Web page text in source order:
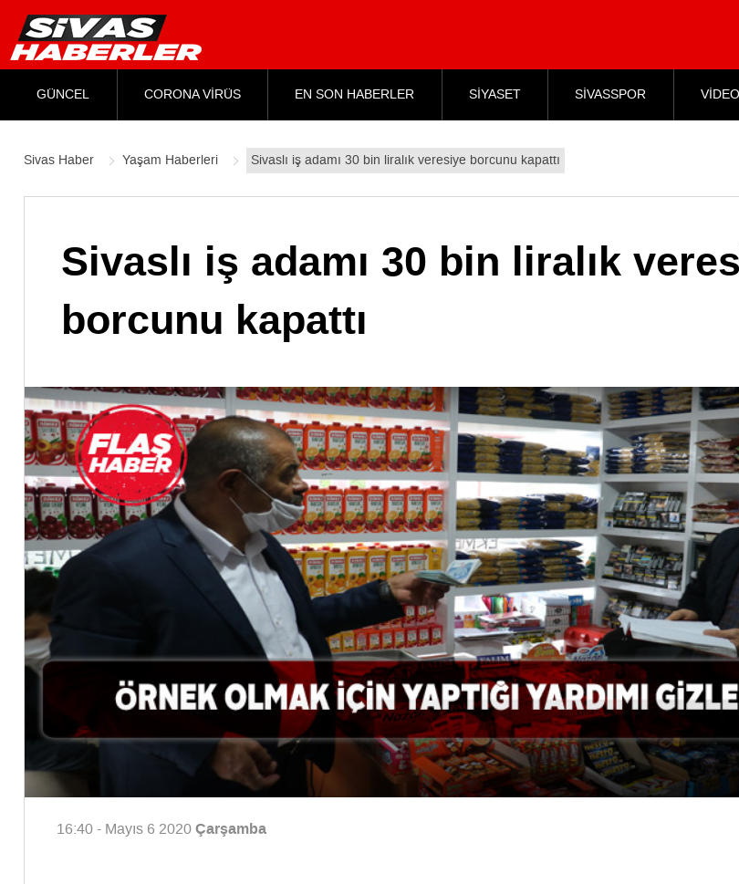
GÜNCEL CORONA VİRÜS EN SON HABERLER SİYASET SİVASSPOR VİDEO
Sivas Haber Yaşam Haberleri Sivaslı iş adamı 30 bin liralık veresiye borcunu kapattı
Sivaslı iş adamı 30 bin liralık
borcunu kapattı
16:40 - Mayıs 6 2020Çarşamba